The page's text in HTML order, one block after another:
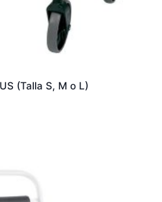
(Talla S, M o L)